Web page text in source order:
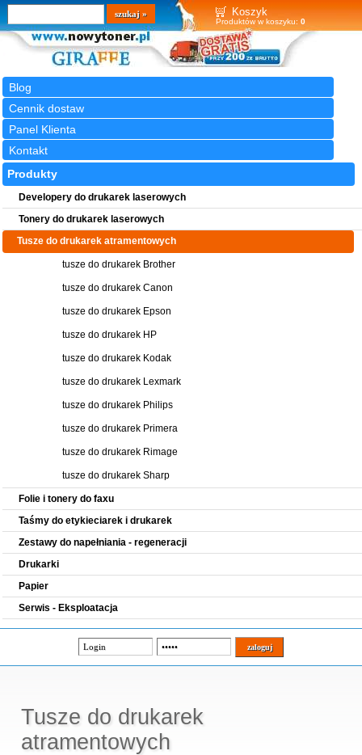
Koszyk
Produktów w koszyku: 0
Blog
Cennik dostaw
Panel Klienta
Kontakt
Wyszukiwarka
szukaj
Produkty
Developery do drukarek laserowych
Tonery do drukarek laserowych
Tusze do drukarek atramentowych
tusze do drukarek Brother
tusze do drukarek Canon
tusze do drukarek Epson
tusze do drukarek HP
tusze do drukarek Kodak
tusze do drukarek Lexmark
tusze do drukarek Philips
tusze do drukarek Primera
tusze do drukarek Rimage
tusze do drukarek Sharp
Folie i tonery do faxu
Taśmy do etykieciarek i drukarek
Zestawy do napełniania - regeneracji
Drukarki
Papier
Serwis - Eksploatacja
Tusze do drukarek
atramentowych